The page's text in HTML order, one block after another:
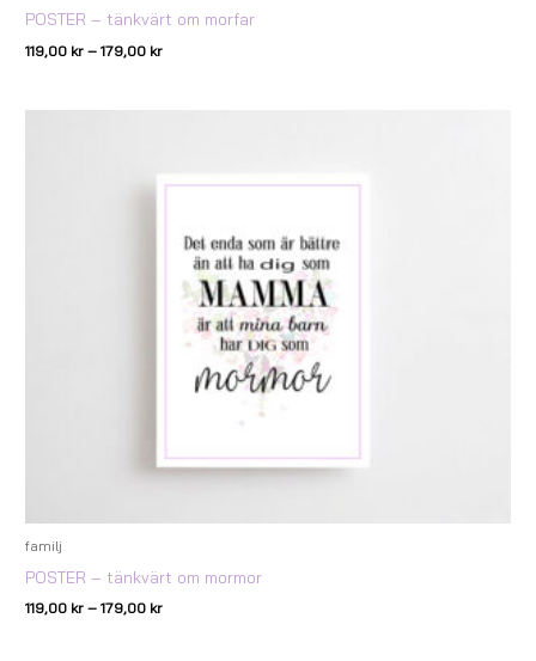
POSTER – tänkvärt om morfar
119,00 kr – 179,00 kr
familj
POSTER – tänkvärt om mormor
119,00 kr – 179,00 kr